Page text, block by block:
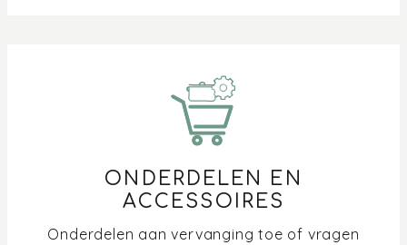
ONDERDELEN EN
ACCESSOIRES
Onderdelen aan vervanging toe of vragen